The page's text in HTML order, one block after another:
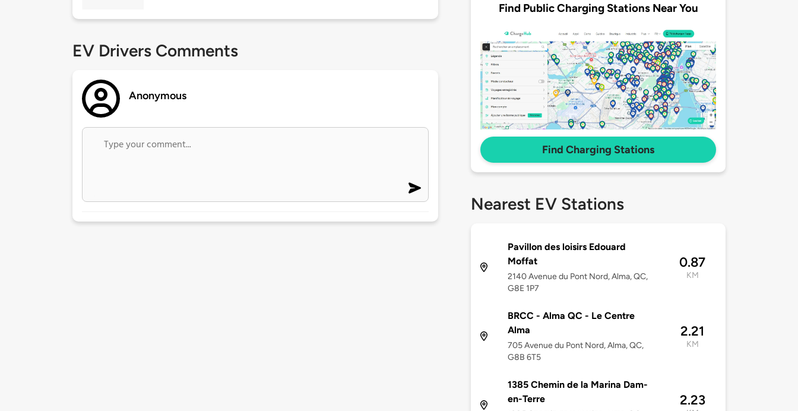
EV Drivers Comments
Anonymous
Find Public Charging Stations Near You
Find Charging Stations
Nearest EV Stations
Pavillon des loisirs Edouard
Moffat
2140 Avenue du Pont Nord, Alma, QC,
G8E 1P7
0.87
KM
BRCC - Alma QC - Le Centre
Alma
705 Avenue du Pont Nord, Alma, QC,
G8B 6T5
2.21
KM
1385 Chemin de la Marina Dam-
en-Terre
2.23